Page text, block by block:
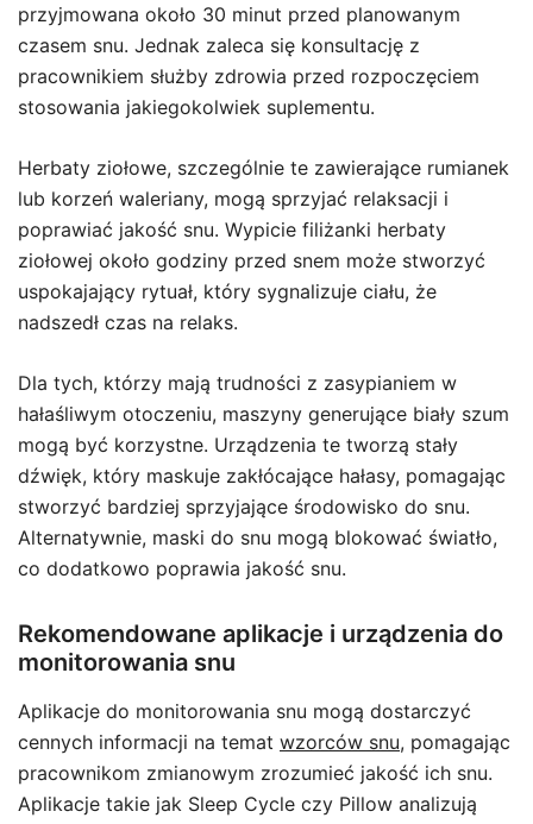
przyjmowana około 30 minut przed planowanym
czasem snu. Jednak zaleca się konsultację z
pracownikiem służby zdrowia przed rozpoczęciem
stosowania jakiegokolwiek suplementu.
Herbaty ziołowe, szczególnie te zawierające rumianek
lub korzeń waleriany, mogą sprzyjać relaksacji i
poprawiać jakość snu. Wypicie filiżanki herbaty
ziołowej około godziny przed snem może stworzyć
uspokajający rytuał, który sygnalizuje ciału, że
nadszedł czas na relaks.
Dla tych, którzy mają trudności z zasypianiem w
hałaśliwym otoczeniu, maszyny generujące biały szum
mogą być korzystne. Urządzenia te tworzą stały
dźwięk, który maskuje zakłócające hałasy, pomagając
stworzyć bardziej sprzyjające środowisko do snu.
Alternatywnie, maski do snu mogą blokować światło,
co dodatkowo poprawia jakość snu.
Rekomendowane aplikacje i urządzenia do
monitorowania snu
Aplikacje do monitorowania snu mogą dostarczyć
cennych informacji na temat wzorców snu, pomagając
pracownikom zmianowym zrozumieć jakość ich snu.
Aplikacje takie jak Sleep Cycle czy Pillow analizują